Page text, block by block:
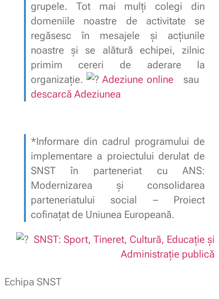
grupele. Tot mai mulți colegi din
domeniile noastre de activitate se
regăsesc în mesajele şi acţiunile
noastre şi se alătură echipei, zilnic
primim cereri de aderare la
organizație.
Adeziune online sau
descarcă Adeziunea
*Informare din cadrul programului de
implementare a proiectului derulat de
SNST în parteneriat cu ANS:
Modernizarea și consolidarea
parteneriatului social – Proiect
cofinațat de Uniunea Europeană.
SNST: Sport, Tineret, Cultură, Educație și
Administrație publică
Echipa SNST